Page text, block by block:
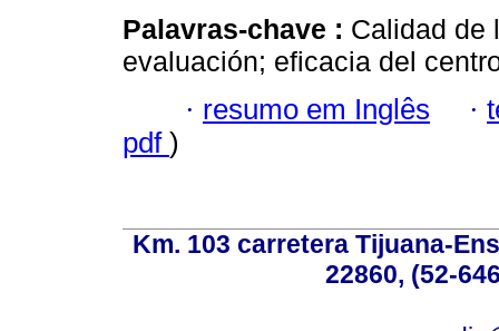
Palavras-chave : Calidad de
evaluación; eficacia del
· resumo em Inglês ·
pdf )
Km. 103 carretera Tijuana-
22860, (52-